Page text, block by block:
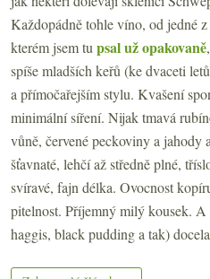
Každopádně tohle víno, od jedné
kterém jsem tupsal už opakovaně
spíše mladších keřů (ke dvaceti
a přímočařejším stylu. Kvašení
minimální síření. Nijak tmavá
vůně, červené peckoviny a jahody
šťavnaté, lehčí až středně plné,
svíravé, fajn délka. Ovocnost
pitelnost. Příjemný milý kousek. A
haggis, black pudding a tak)